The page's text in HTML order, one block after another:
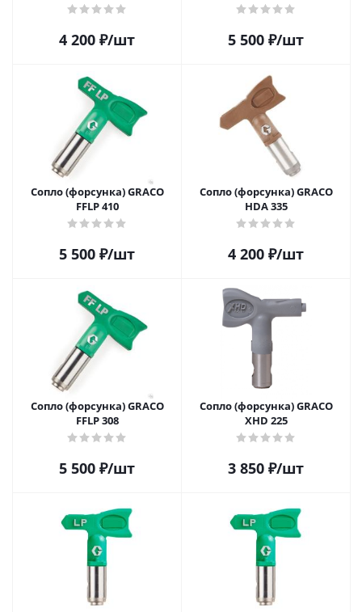
4 200 ₽/шт 5 500 ₽/шт
Сопло (форсунка) GRACO
FFLP 410
5 500 ₽/шт
Сопло (форсунка) GRACO
HDA 335
4 200 ₽/шт
Сопло (форсунка) GRACO
FFLP 308
5 500 ₽/шт
Сопло (форсунка) GRACO
XHD 225
3 850 ₽/шт